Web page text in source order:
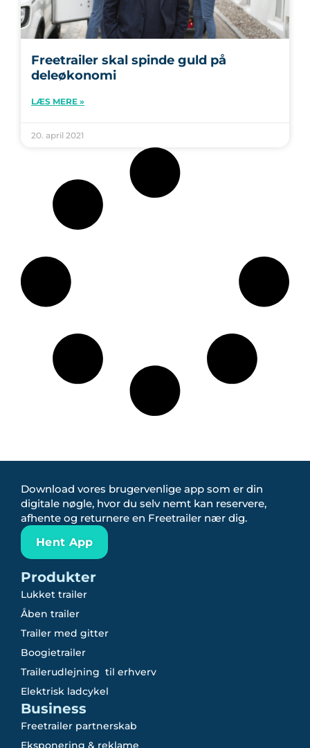
Freetrailer skal spinde guld på
deleøkonomi
LÆS MERE »
20. april 2021
Download vores brugervenlige app som er din
digitale nøgle, hvor du selv nemt kan reservere,
afhente og returnere en Freetrailer nær dig.
Hent App
Produkter
Lukket trailer
Åben trailer
Trailer med gitter
Boogietrailer
Trailerudlejning til erhverv
Elektrisk ladcykel
Business
Freetrailer partnerskab
Eksponering & reklame